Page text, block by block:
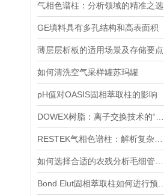
气相色谱柱：分析领域的精准之选
GE填料具有多孔结构和高表面积
薄层层析板的适用场景及存储要点
如何清洗空气采样罐苏玛罐
pH值对OASIS固相萃取柱的影响